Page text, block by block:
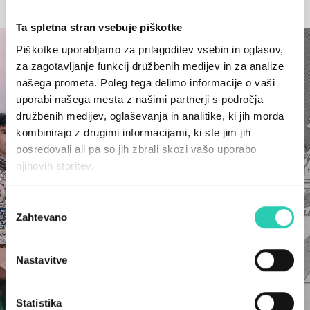
Ta spletna stran vsebuje piškotke
Piškotke uporabljamo za prilagoditev vsebin in oglasov,
za zagotavljanje funkcij družbenih medijev in za analize
našega prometa. Poleg tega delimo informacije o vaši
uporabi našega mesta z našimi partnerji s področja
družbenih medijev, oglaševanja in analitike, ki jih morda
kombinirajo z drugimi informacijami, ki ste jim jih
posredovali ali pa so jih zbrali skozi vašo uporabo
njihovih storitev.
Izbira
soglasja
Zahtevano
Nastavitve
Statistika